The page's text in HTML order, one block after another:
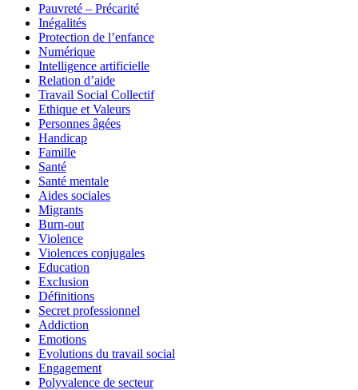
Pauvreté – Précarité
Inégalités
Protection de l’enfance
Numérique
Intelligence artificielle
Relation d’aide
Travail Social Collectif
Ethique et Valeurs
Personnes âgées
Handicap
Famille
Santé
Santé mentale
Aides sociales
Migrants
Burn-out
Violence
Violences conjugales
Education
Exclusion
Définitions
Secret professionnel
Addiction
Emotions
Evolutions du travail social
Engagement
Polyvalence de secteur